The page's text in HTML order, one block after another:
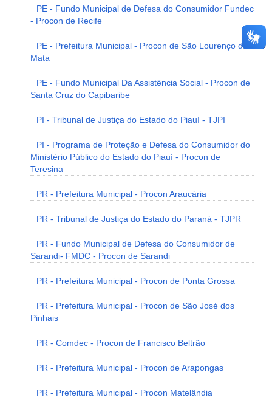
PE - Fundo Municipal de Defesa do Consumidor Fundec
- Procon de Recife
PE - Prefeitura Municipal - Procon de São Lourenço da
Mata
PE - Fundo Municipal Da Assistência Social - Procon de
Santa Cruz do Capibaribe
PI - Tribunal de Justiça do Estado do Piauí - TJPI
PI - Programa de Proteção e Defesa do Consumidor do
Ministério Público do Estado do Piauí - Procon de
Teresina
PR - Prefeitura Municipal - Procon Araucária
PR - Tribunal de Justiça do Estado do Paraná - TJPR
PR - Fundo Municipal de Defesa do Consumidor de
Sarandi- FMDC - Procon de Sarandi
PR - Prefeitura Municipal - Procon de Ponta Grossa
PR - Prefeitura Municipal - Procon de São José dos
Pinhais
PR - Comdec - Procon de Francisco Beltrão
PR - Prefeitura Municipal - Procon de Arapongas
PR - Prefeitura Municipal - Procon Matelândia